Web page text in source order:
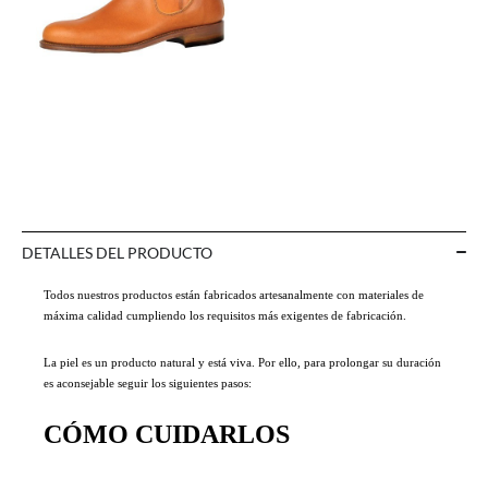
DETALLES DEL PRODUCTO
Todos nuestros productos están fabricados artesanalmente con materiales de
máxima calidad cumpliendo los requisitos más exigentes de fabricación.
La piel es un producto natural y está viva. Por ello, para prolongar su duración
es aconsejable seguir los siguientes pasos:
CÓMO CUIDARLOS